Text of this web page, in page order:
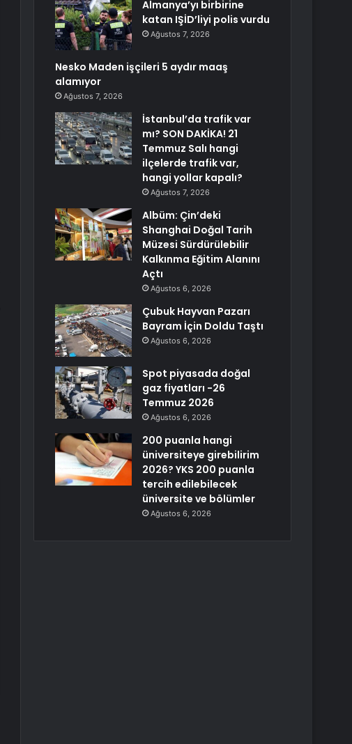
Almanya’yı birbirine
katan IŞİD’liyi polis vurdu
Ağustos 7, 2026
Nesko Maden işçileri 5 aydır maaş
alamıyor
Ağustos 7, 2026
İstanbul’da trafik var
mı? SON DAKİKA! 21
Temmuz Salı hangi
ilçelerde trafik var,
hangi yollar kapalı?
Ağustos 7, 2026
Albüm: Çin’deki
Shanghai Doğal Tarih
Müzesi Sürdürülebilir
Kalkınma Eğitim Alanını
Açtı
Ağustos 6, 2026
Çubuk Hayvan Pazarı
Bayram İçin Doldu Taştı
Ağustos 6, 2026
Spot piyasada doğal
gaz fiyatları -26
Temmuz 2026
Ağustos 6, 2026
200 puanla hangi
üniversiteye girebilirim
2026? YKS 200 puanla
tercih edilebilecek
üniversite ve bölümler
Ağustos 6, 2026